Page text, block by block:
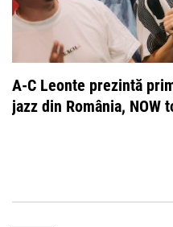
A-C Leonte prezintă
jazz din România, NOW